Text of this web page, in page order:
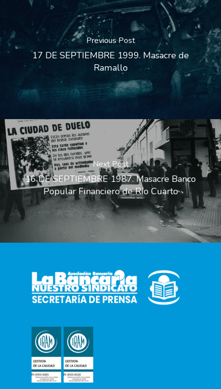
Previous Post
17 DE SEPTIEMBRE 1999. Masacre de
Ramallo
Next Post
16 DE SEPTIEMBRE 1987. Masacre Banco
Popular Financiero de Río Cuarto